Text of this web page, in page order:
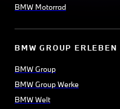
BMW Motorrad
BMW GROUP ERLEBEN
BMW Group
BMW Group Werke
BMW Welt